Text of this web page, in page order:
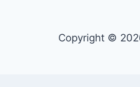
Copyright ©